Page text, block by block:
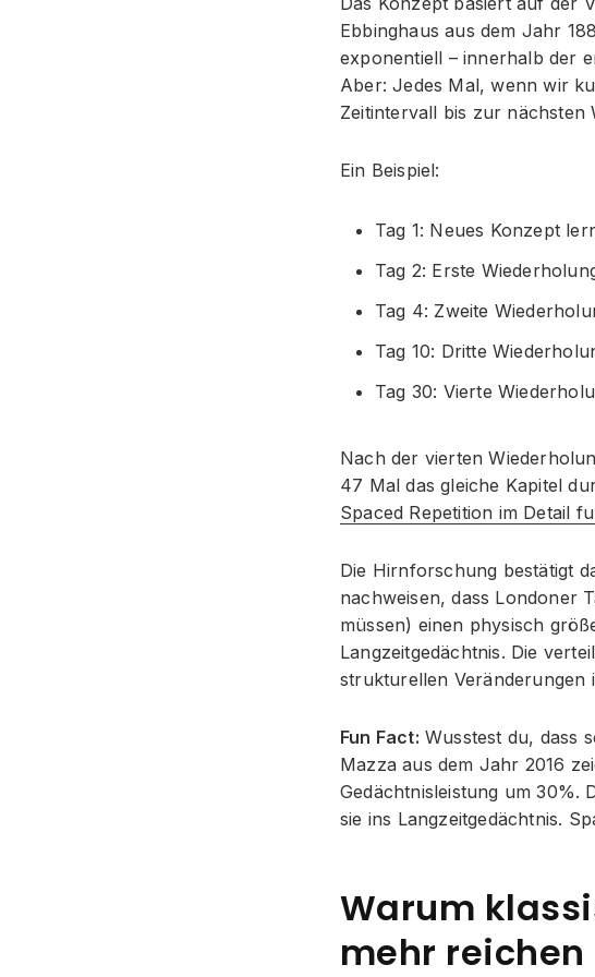
Ebbinghaus aus dem Jahr
exponentiell – innerhalb der
Aber: Jedes Mal, wenn wir
Zeitintervall bis zur nächsten
Ein Beispiel:
Tag 1: Neues Konzept
Tag 2: Erste
Tag 4: Zweite
Tag 10: Dritte
Tag 30: Vierte
Nach der vierten
47 Mal das gleiche Kapitel
Spaced Repetition im Detail
Die Hirnforschung bestätigt
nachweisen, dass Londoner
müssen) einen physisch
Langzeitgedächtnis. Die
strukturellen Veränderungen
Fun Fact: Wusstest du, dass
Mazza aus dem Jahr 2016
Gedächtnisleistung um 30%.
sie ins Langzeitgedächtnis.
Warum
mehr reichen